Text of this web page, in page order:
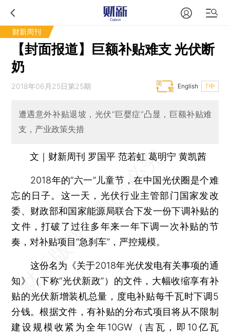
财新周刊
【封面报道】巨额补贴难支 光伏断
奶
2018年06月25日第25期 T中
English
遭遇意外补贴退坡，光伏“巨婴症”凸显，巨额补贴难
支，产业政策失措
文｜财新周刊 罗国平 范若虹 葛明宁 黄凯茜
2018年的“六一”儿童节，在中国光伏圈是个难
忘的日子。这一天，光伏行业主管部门国家发改
委、财政部和国家能源局联合下发一份下调补贴的
文件，打破了过往多年来一年下调一次补贴的节
奏，对补贴项目“急刹车”，严控规模。
这份名为《关于2018年光伏发电有关事项的通
知》（下称“光伏新政”）的文件，大幅收缩享有补
贴的光伏新增装机总量，度电补贴每千瓦时下调5
分钱。根据文件，有补贴的分布式项目将从不限制
建设规模收紧为全年10GW（吉瓦，即10亿瓦